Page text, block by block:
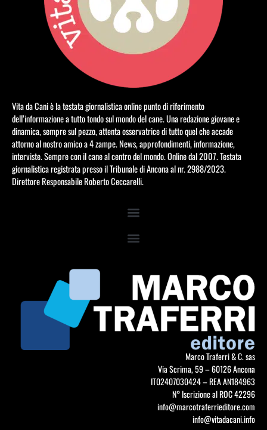
Vita da Cani è la testata giornalistica online punto di riferimento
dell’informazione a tutto tondo sul mondo del cane. Una redazione giovane e
dinamica, sempre sul pezzo, attenta osservatrice di tutto quel che accade
attorno al nostro amico a 4 zampe. News, approfondimenti, informazione,
interviste. Sempre con il cane al centro del mondo. Online dal 2007. Testata
giornalistica registrata presso il Tribunale di Ancona al nr. 2988/2023.
Direttore Responsabile Roberto Ceccarelli.
Marco Traferri & C. sas
Via Scrima, 59 – 60126 Ancona
IT02407030424 – REA AN184963
N° Iscrizione al ROC 42296
info@marcotraferrieditore.com
info@vitadacani.info